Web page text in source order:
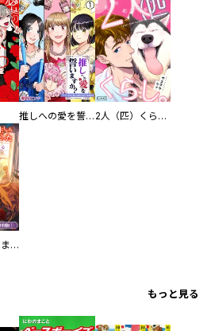
推しへの愛を誓いますか？～アラサー女子、推しは逃げぬが人生逃げる～ 2人（匹）くらし。
ドロンジョさまは転生しても悪役令嬢のままだった【分冊版】
もっと見る